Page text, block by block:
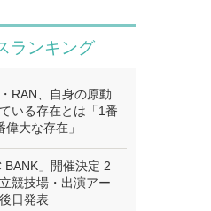
ランキング
RAN、自身の原動
いる存在とは「1番
大な存在」
BANK」開催決定 2
競技場・出演アー
日発表